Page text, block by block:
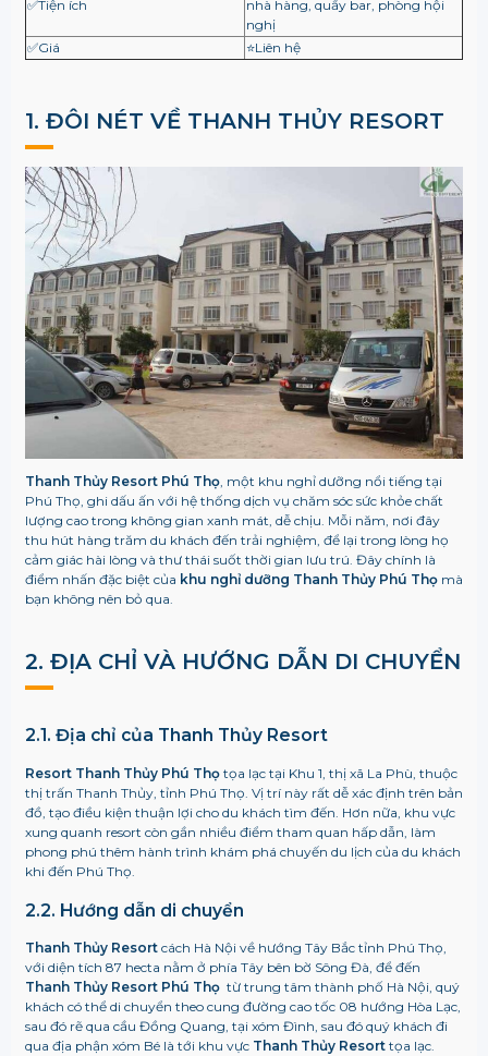
✅Tiện ích
nhà hàng, quầy bar, phòng hội
nghị
✅Giá
⭐Liên hệ
1. ĐÔI NÉT VỀ THANH THỦY RESORT
Thanh Thủy Resort Phú Thọ, một khu nghỉ dưỡng nổi tiếng tại
Phú Thọ, ghi dấu ấn với hệ thống dịch vụ chăm sóc sức khỏe chất
lượng cao trong không gian xanh mát, dễ chịu. Mỗi năm, nơi đây
thu hút hàng trăm du khách đến trải nghiệm, để lại trong lòng họ
cảm giác hài lòng và thư thái suốt thời gian lưu trú. Đây chính là
điểm nhấn đặc biệt của khu nghỉ dưỡng Thanh Thủy Phú Thọmà
bạn không nên bỏ qua.
2. ĐỊA CHỈ VÀ HƯỚNG DẪN DI CHUYỂN
2.1. Địa chỉ của Thanh Thủy Resort
Resort Thanh Thủy Phú Thọtọa lạc tại Khu 1, thị xã La Phù, thuộc
thị trấn Thanh Thủy, tỉnh Phú Thọ. Vị trí này rất dễ xác định trên bản
đồ, tạo điều kiện thuận lợi cho du khách tìm đến. Hơn nữa, khu vực
xung quanh resort còn gần nhiều điểm tham quan hấp dẫn, làm
phong phú thêm hành trình khám phá chuyến du lịch của du khách
khi đến Phú Thọ.
2.2. Hướng dẫn di chuyển
Thanh Thủy Resortcách Hà Nội về hướng Tây Bắc tỉnh Phú Thọ,
với diện tích 87 hecta nằm ở phía Tây bên bờ Sông Đà, để đến
Thanh Thủy Resort Phú Thọtừ trung tâm thành phố Hà Nội, quý
khách có thể di chuyển theo cung đường cao tốc 08 hướng Hòa Lạc,
sau đó rẽ qua cầu Đồng Quang, tại xóm Đình, sau đó quý khách đi
qua địa phận xóm Bé là tới khu vực Thanh Thủy Resorttọa lạc.